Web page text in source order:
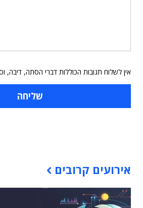
אין לשלוח תגובות הכוללות דברי הסתה, דיבה,
אירועים קרובים